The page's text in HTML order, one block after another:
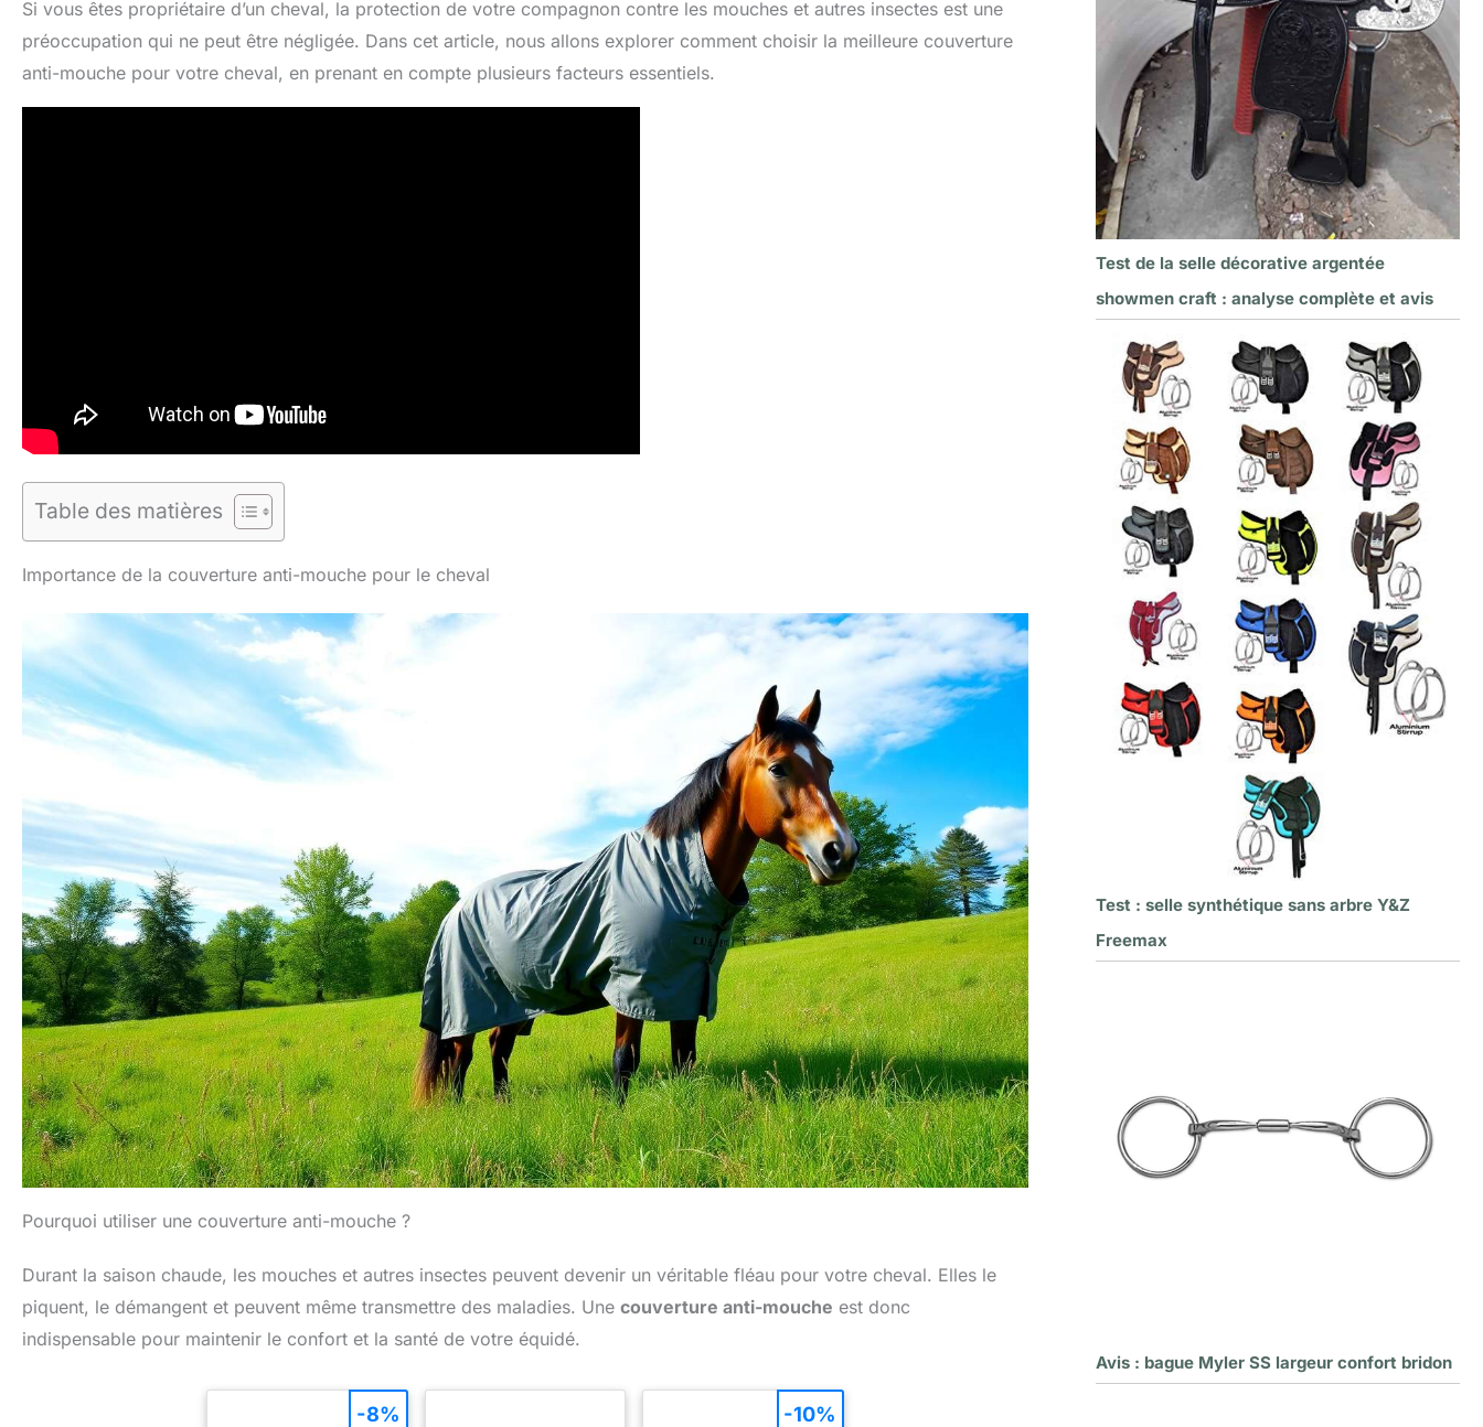
Si vous êtes propriétaire d’un cheval, la protection de votre compagnon contre les mouches et autres insectes est une
préoccupation qui ne peut être négligée. Dans cet article, nous allons explorer comment choisir la meilleure couverture
anti-mouche pour votre cheval, en prenant en compte plusieurs facteurs essentiels.
Table des matières
Importance de la couverture anti-mouche pour le cheval
Pourquoi utiliser une couverture anti-mouche ?
Durant la saison chaude, les mouches et autres insectes peuvent devenir un véritable fléau pour votre cheval. Elles le
piquent, le démangent et peuvent même transmettre des maladies. Une couverture anti-mouche est donc
indispensable pour maintenir le confort et la santé de votre équidé.
-8% -10%
Test de la selle décorative argentée
showmen craft : analyse complète et avis
Test : selle synthétique sans arbre Y&Z
Freemax
Avis : bague Myler SS largeur confort bridon